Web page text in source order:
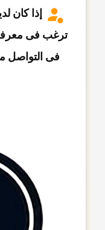
إذا کان
ترغب فی معرفه
فی التواصل